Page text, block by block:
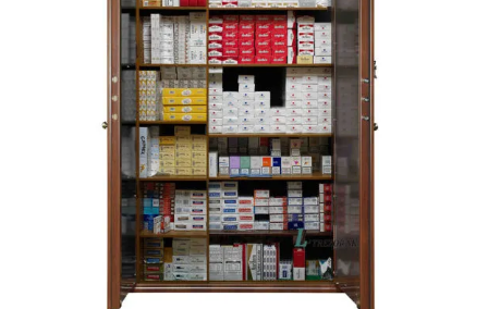
Nábytkové, hotelové a office sejfy
Stenové sejfy
Sejfy s vhadzovacím mechanizmom
Prenosné sejfy
Skrine na zbrane
Skrine na zbrane
Kazety na krátke zbrane
Skrine a schránky na strelivo
Skrine na dlhé zbrane
Skrine na krátke zbrane
Trezory na dlhé zbrane
Trezory na krátke zbrane
Exkluzívne trezory